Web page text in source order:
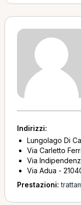
Indirizzi:
Lungolago Di
Via Carletto
Via
Via Adua -
Prestazioni: